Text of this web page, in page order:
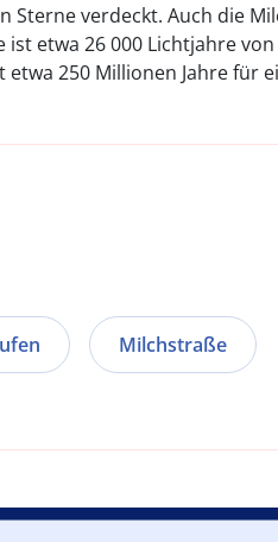
Sterne verdeckt. Auch die
ist etwa 26 000 Lichtjahre
250 Millionen Jahre für
Milchstraße